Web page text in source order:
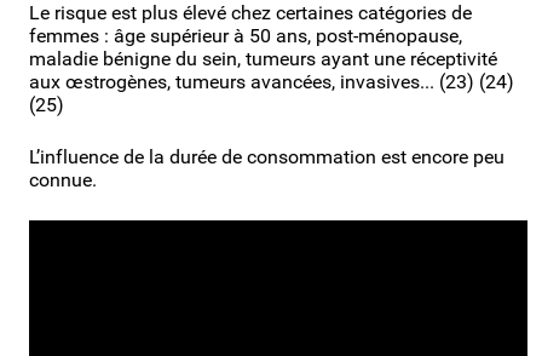
Le risque est plus élevé chez certaines catégories de
femmes : âge supérieur à 50 ans, post-ménopause,
maladie bénigne du sein, tumeurs ayant une réceptivité
aux œstrogènes, tumeurs avancées, invasives... (23) (24)
(25)
L’influence de la durée de consommation est encore peu
connue.